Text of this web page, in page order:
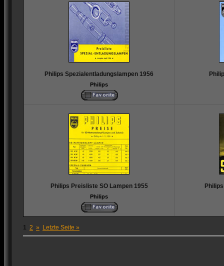
Philips Spezialentladungslampen 1956
Philips
Philips Preisliste SO Lampen 1955
Philips
1 2 » Letzte Seite »